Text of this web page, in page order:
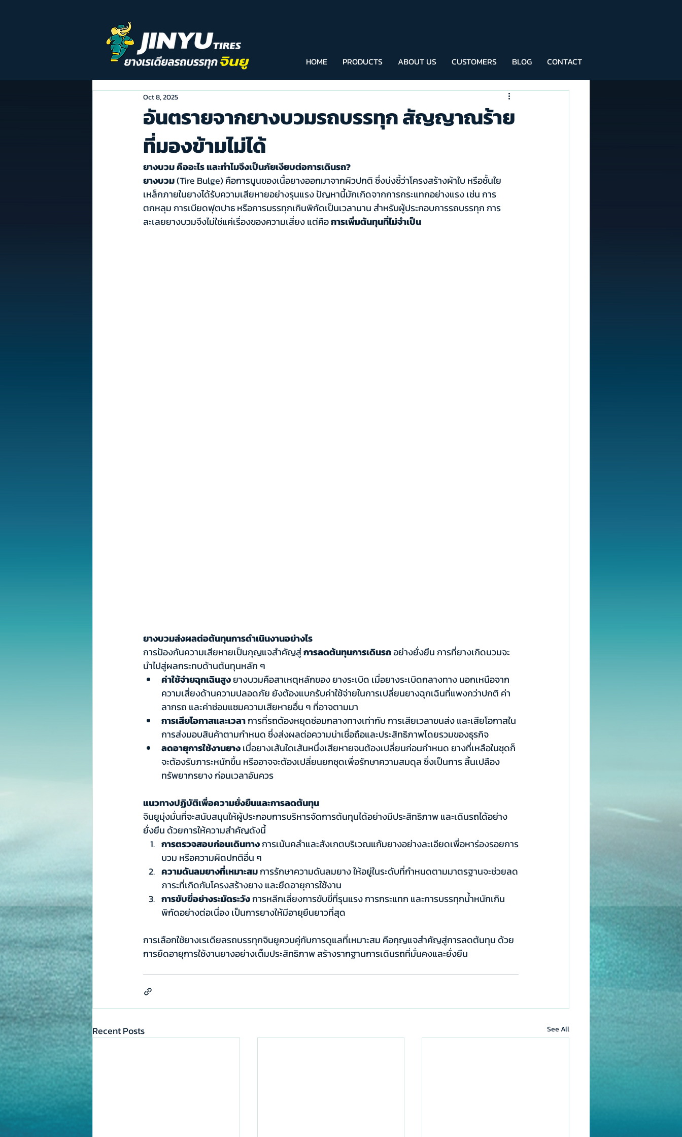
HOME PRODUCTS ABOUT US CUSTOMERS BLOG CONTACT
อันตรายจากยางบวมรถบรรทุก สัญญาณร้าย
ที่มองข้ามไม่ได้
Oct 8, 2025
ยางบวม คืออะไร และทำไมจึงเป็นภัยเงียบต่อการเดินรถ?
ยางบวม (Tire Bulge) คือการนูนของเนื้อยางออกมาจากผิวปกติ ซึ่งบ่งชี้ว่าโครงสร้างผ้าใบ หรือชั้นใย
เหล็กภายในยางได้รับความเสียหายอย่างรุนแรง ปัญหานี้มักเกิดจากการกระแทกอย่างแรง เช่น การ
ตกหลุม การเบียดฟุตปาธ หรือการบรรทุกเกินพิกัดเป็นเวลานาน สำหรับผู้ประกอบการรถบรรทุก การ
ละเลยยางบวมจึงไม่ใช่แค่เรื่องของความเสี่ยง แต่คือ การเพิ่มต้นทุนที่ไม่จำเป็น
ยางบวมส่งผลต่อต้นทุนการดำเนินงานอย่างไร
การป้องกันความเสียหายเป็นกุญแจสำคัญสู่ การลดต้นทุนการเดินรถ อย่างยั่งยืน การที่ยางเกิดบวมจะ
นำไปสู่ผลกระทบด้านต้นทุนหลัก ๆ
ค่าใช้จ่ายฉุกเฉินสูง ยางบวมคือสาเหตุหลักของ ยางระเบิด เมื่อยางระเบิดกลางทาง นอกเหนือจาก
ความเสี่ยงด้านความปลอดภัย ยังต้องแบกรับค่าใช้จ่ายในการเปลี่ยนยางฉุกเฉินที่แพงกว่าปกติ ค่า
ลากรถ และค่าซ่อมแซมความเสียหายอื่น ๆ ที่อาจตามมา
การเสียโอกาสและเวลา การที่รถต้องหยุดซ่อมกลางทางเท่ากับ การเสียเวลาขนส่ง และเสียโอกาสใน
การส่งมอบสินค้าตามกำหนด ซึ่งส่งผลต่อความน่าเชื่อถือและประสิทธิภาพโดยรวมของธุรกิจ
ลดอายุการใช้งานยาง เมื่อยางเส้นใดเส้นหนึ่งเสียหายจนต้องเปลี่ยนก่อนกำหนด ยางที่เหลือในชุดก็
จะต้องรับภาระหนักขึ้น หรืออาจจะต้องเปลี่ยนยกชุดเพื่อรักษาความสมดุล ซึ่งเป็นการ สิ้นเปลือง
ทรัพยากรยาง ก่อนเวลาอันควร
แนวทางปฏิบัติเพื่อความยั่งยืนและการลดต้นทุน
จินยูมุ่งมั่นที่จะสนับสนุนให้ผู้ประกอบการบริหารจัดการต้นทุนได้อย่างมีประสิทธิภาพ และเดินรถได้อย่าง
ยั่งยืน ด้วยการให้ความสำคัญดังนี้
การตรวจสอบก่อนเดินทาง การเน้นคลำและสังเกตบริเวณแก้มยางอย่างละเอียดเพื่อหาร่องรอยการ
บวม หรือความผิดปกติอื่น ๆ
ความดันลมยางที่เหมาะสม การรักษาความดันลมยาง ให้อยู่ในระดับที่กำหนดตามมาตรฐานจะช่วยลด
ภาระที่เกิดกับโครงสร้างยาง และยืดอายุการใช้งาน
การขับขี่อย่างระมัดระวัง การหลีกเลี่ยงการขับขี่ที่รุนแรง การกระแทก และการบรรทุกน้ำหนักเกิน
พิกัดอย่างต่อเนื่อง เป็นการยางให้มีอายุยืนยาวที่สุด
การเลือกใช้ยางเรเดียลรถบรรทุกจินยูควบคู่กับการดูแลที่เหมาะสม คือกุญแจสำคัญสู่การลดต้นทุน ด้วย
การยืดอายุการใช้งานยางอย่างเต็มประสิทธิภาพ สร้างรากฐานการเดินรถที่มั่นคงและยั่งยืน
Recent Posts See All